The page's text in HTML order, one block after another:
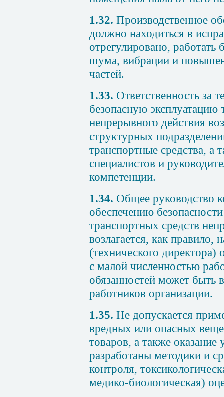
1.32. Производственное
должно находиться в
отрегулировано, работать
шума, вибрации и
частей.
1.33. Ответственность за
безопасную эксплуатацию
непрерывного действия
структурных
транспортные средства, а
специалистов и
компетенции.
1.34. Общее руководство
обеспечению
транспортных средств
возлагается, как правило,
(технического директора)
с малой численностью
обязанностей может быть
работников организации.
1.35. Не допускается
вредных или опасных
товаров, а также оказание
разработаны методики и
контроля,
медико-биологическая)